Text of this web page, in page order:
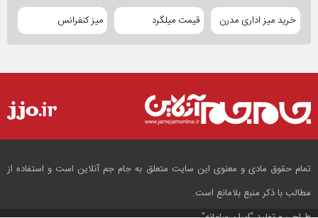
خرید میز اداری مدرن قیمت میلگرد میز کنفرانس
تمام حقوق مادی و معنوی این سایت متعلق به جام جم آنلاین است و استفاده از
مطالب با ذکر منبع بلامانع است.